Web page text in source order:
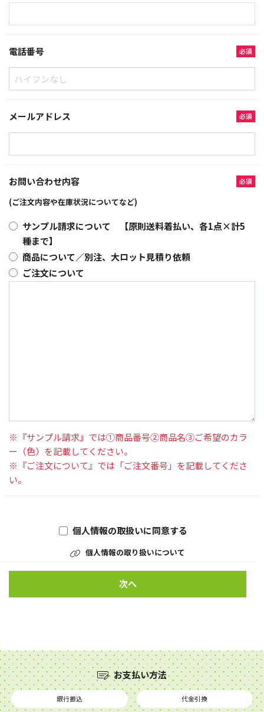
電話番号 必須
メールアドレス 必須
お問い合わせ内容 必須
(ご注文内容や在庫状況についてなど)
サンプル請求について 【原則送料着払い、各1点×計5
種まで】
商品について／別注、大ロット見積り依頼
ご注文について
※『サンプル請求』では①商品番号②商品名③ご希望のカラ
ー（色）を記載してください。
※『ご注文について』では「ご注文番号」を記載してくださ
い。
個人情報の取扱いに同意する
個人情報の取り扱いについて
次へ
お支払い方法
銀行振込 代金引換